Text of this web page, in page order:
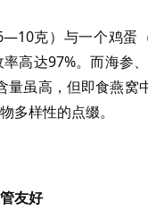
克）与一个鸡蛋
高达97%。而海参
量虽高，但即食燕
多样性的点缀。
友好